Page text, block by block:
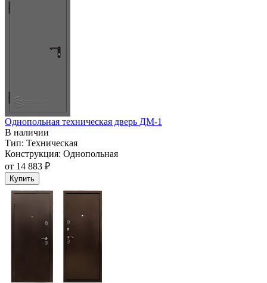
Однопольная техническая дверь ДМ-1
В наличии
Тип: Техническая
Конструкция: Однопольная
от 14 883 ₽
Купить